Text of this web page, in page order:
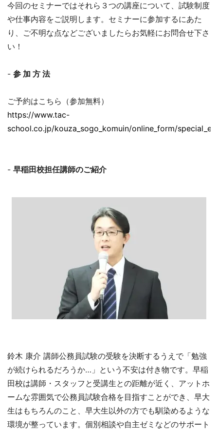
今回のセミナーではそれら３つの講座について、試験制度
や仕事内容をご説明します。セミナーに参加するにあた
り、ご不明な点などございましたらお気軽にお問合せ下さ
い！
- 参 加 方 法
ご予約はこちら（参加無料）
https://www.tac-
school.co.jp/kouza_sogo_komuin/online_form/
- 早稲田校担任講師のご紹介
鈴木 康介 講師公務員試験の受験を決断するうえで「勉強
が続けられるだろうか…」という不安は付き物です。早稲
田校は講師・スタッフと受講生との距離が近く、アットホ
ームな雰囲気で公務員試験合格を目指すことができ、早大
生はもちろんのこと、早大生以外の方でも馴染めるような
環境が整っています。個別相談や自主ゼミなどのサポート